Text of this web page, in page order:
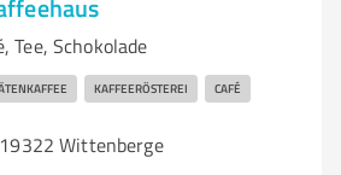
Tee, Schokolade
KAFFEERÖSTEREI CAFÉ
Wittenberge